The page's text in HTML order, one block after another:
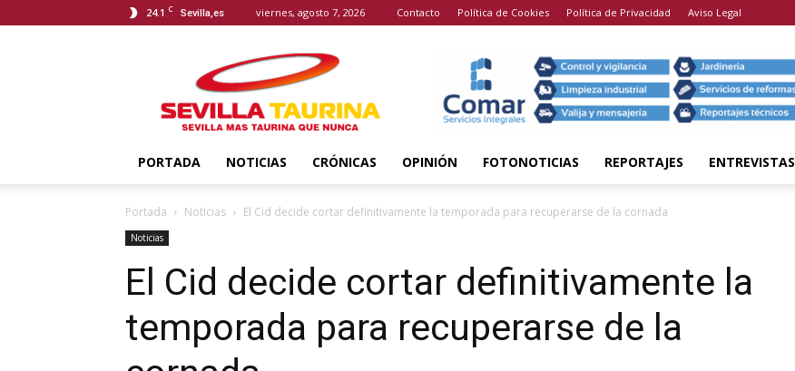
24.1 C Sevilla,es viernes, agosto 7, 2026 Contacto Política de Cookies Política de Privacidad Aviso Legal
Taurina
PORTADA NOTICIAS CRÓNICAS OPINIÓN FOTONOTICIAS REPORTAJES ENTREVISTAS
Portada Noticias El Cid decide cortar definitivamente la temporada para recuperarse de la cornada
Noticias
El Cid decide cortar definitivamente la
temporada para recuperarse de la